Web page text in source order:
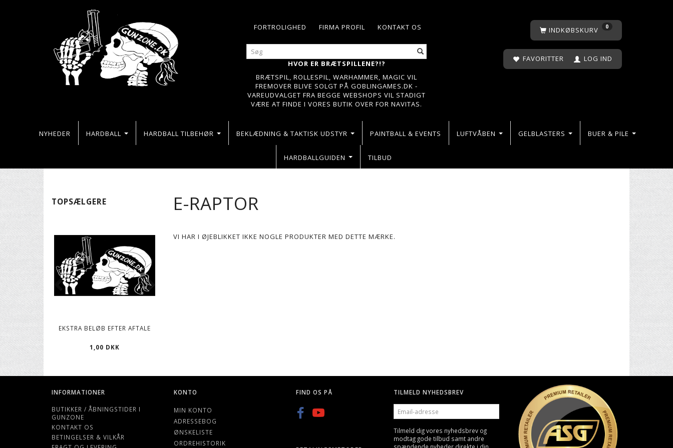
KONTAKT OS
FIRMA PROFIL
FORTROLIGHED
HVOR ER BRÆTSPILLENE?!?
BRÆTSPIL, ROLLESPIL, WARHAMMER, MAGIC VIL
FREMOVER BLIVE SOLGT PÅ GOBLINGAMES.DK -
VAREUDVALGET FRA BEGGE WEBSHOPS VIL STADIGT
VÆRE AT FINDE I VORES BUTIK OVER FOR NAVITAS.
INDKØBSKURV 0
FAVORITTER LOG IND
NYHEDER HARDBALL HARDBALL TILBEHØR BEKLÆDNING & TAKTISK UDSTYR PAINTBALL & EVENTS LUFTVÅBEN GELBLASTERS BUER & PILE
HARDBALLGUIDEN TILBUD
TOPSÆLGERE
EKSTRA BELØB EFTER AFTALE
1,00 DKK
BIO KUGLER, 0,25G -
4000 STK
129,00 DKK
E-RAPTOR
VI HAR I ØJEBLIKKET IKKE NOGLE PRODUKTER MED DETTE MÆRKE.
INFORMATIONER
BUTIKKER / ÅBNINGSTIDER I
GUNZONE
KONTAKT OS
BETINGELSER & VILKÅR
KONTO
MIN KONTO
ADRESSEBOG
ØNSKELISTE
ORDREHISTORIK
FIND OS PÅ
TILMELD NYHEDSBREV
EMAIL-
ADRESSE
Tilmeld dig vores nyhedsbrev og
modtag gode tilbud samt andre